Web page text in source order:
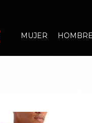
MUJER HOMBRE